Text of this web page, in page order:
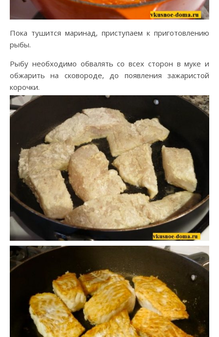
Пока тушится маринад, приступаем к приготовлению
рыбы.
Рыбу необходимо обвалять со всех сторон в муке и
обжарить на сковороде, до появления зажаристой
корочки.